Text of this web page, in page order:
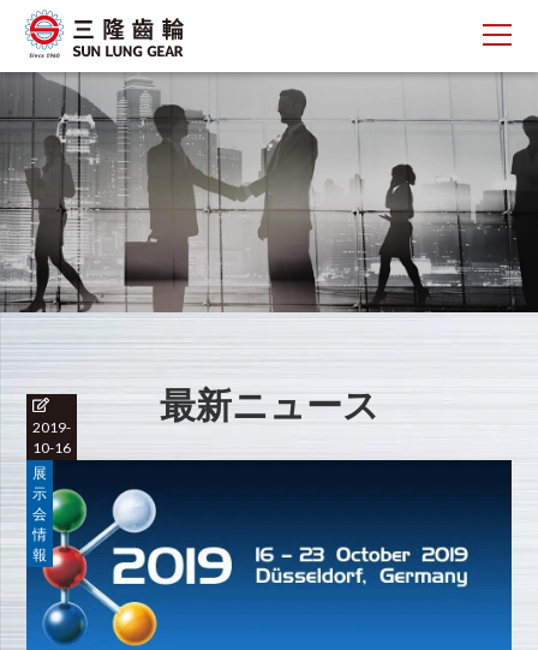
最新ニュース
2019-
10-16
展
示
会
情
報